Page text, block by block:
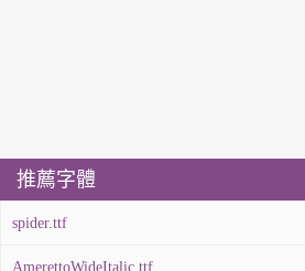
推薦字體
spider.ttf
AmerettoWideItalic.ttf